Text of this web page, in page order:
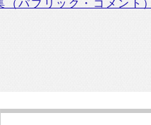
パブリック・コメント）